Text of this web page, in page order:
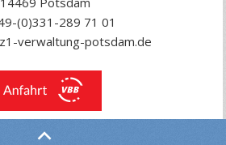
(0)331-289 71 01
verwaltung-potsdam.de